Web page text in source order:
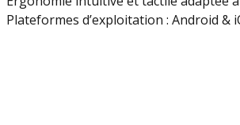
Plateformes d’exploitation : Android &